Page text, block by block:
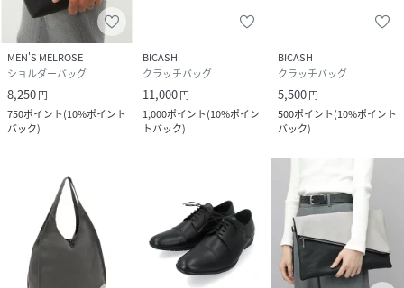
MEN'S MELROSE
ショルダーバッグ
8,250円
750ポイント(10%ポイント
バック)
BICASH
クラッチバッグ
11,000円
1,000ポイント(10%ポイン
トバック)
BICASH
クラッチバッグ
5,500円
500ポイント(10%ポイント
バック)